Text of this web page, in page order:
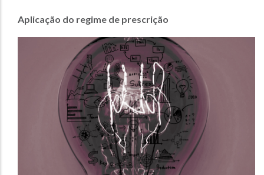
Aplicação do regime de prescrição